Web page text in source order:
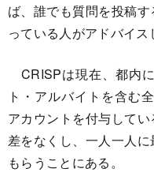
ば、誰でも質問を投稿
っている人がアドバイス
CRISPは現在、都内
ト・アルバイトを含む
アカウントを付与して
差をなくし、一人一人
もらうことにある。